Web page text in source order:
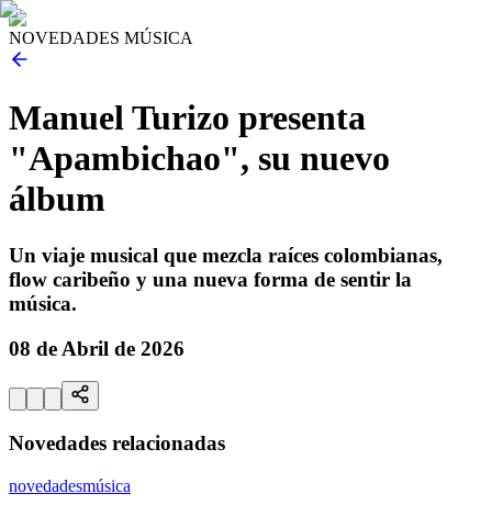
NOVEDADES MÚSICA
Manuel Turizo presenta
"Apambichao", su nuevo
álbum
Un viaje musical que mezcla raíces colombianas,
flow caribeño y una nueva forma de sentir la
música.
08 de Abril de 2026
Novedades relacionadas
novedadesmúsica